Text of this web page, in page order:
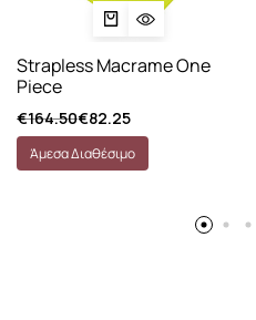
Strapless Macrame One
Piece
€164.50€82.25
Άμεσα Διαθέσιμο